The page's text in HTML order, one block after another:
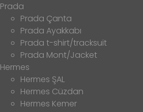
Prada
Prada Çanta
Prada Ayakkabı
Prada t-shirt/tracksuit
Prada Mont/Jacket
Hermes
Hermes ŞAL
Hermes Cüzdan
Hermes Kemer